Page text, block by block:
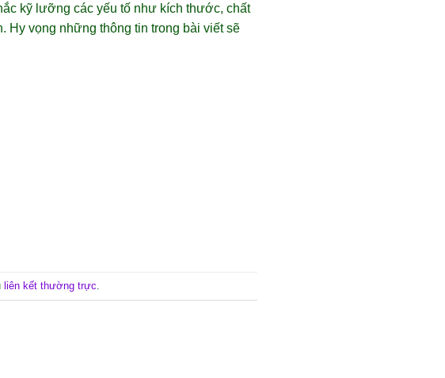
kỹ lưỡng các yếu tố như kích thước, chất
Hy vọng những thông tin trong bài viết sẽ
liên kết thường trực